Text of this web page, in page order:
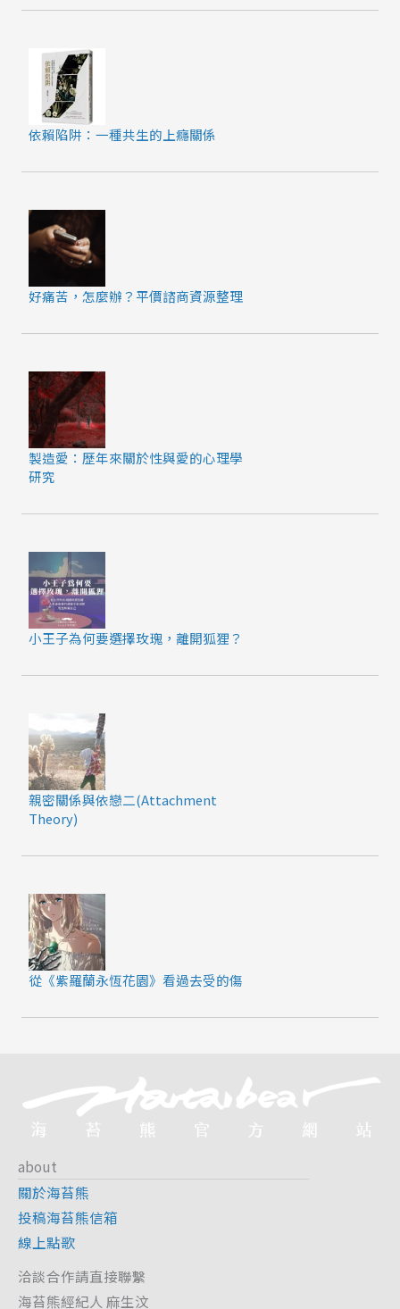
依賴陷阱：一種共生的上癮關係
好痛苦，怎麼辦？平價諮商資源整理
製造愛：歷年來關於性與愛的心理學
研究
小王子為何要選擇玫瑰，離開狐狸？
親密關係與依戀二(Attachment
Theory)
從《紫羅蘭永恆花園》看過去受的傷
about
關於海苔熊
投稿海苔熊信箱
線上點歌
洽談合作請直接聯繫
海苔熊經紀人 麻生汶